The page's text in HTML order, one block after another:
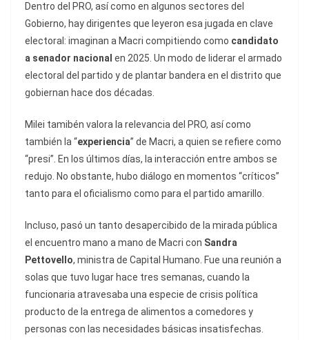
Dentro del PRO, así como en algunos sectores del
Gobierno, hay dirigentes que leyeron esa jugada en clave
electoral: imaginan a Macri compitiendo como candidato
a senador nacional en 2025. Un modo de liderar el armado
electoral del partido y de plantar bandera en el distrito que
gobiernan hace dos décadas.
Milei tamibén valora la relevancia del PRO, así como
también la “experiencia” de Macri, a quien se refiere como
“presi”. En los últimos días, la interacción entre ambos se
redujo. No obstante, hubo diálogo en momentos “críticos”
tanto para el oficialismo como para el partido amarillo.
Incluso, pasó un tanto desapercibido de la mirada pública
el encuentro mano a mano de Macri con Sandra
Pettovello, ministra de Capital Humano. Fue una reunión a
solas que tuvo lugar hace tres semanas, cuando la
funcionaria atravesaba una especie de crisis política
producto de la entrega de alimentos a comedores y
personas con las necesidades básicas insatisfechas.